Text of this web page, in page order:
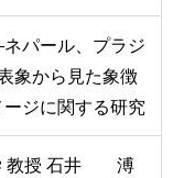
パール、プラジ
象から見た象徴
ジに関する研究
教授 石井 溥